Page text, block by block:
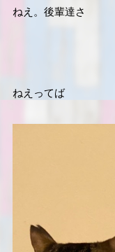
ねえ。後輩達さ
ねえってば